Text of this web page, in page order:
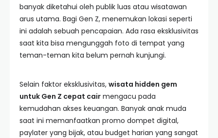
banyak diketahui oleh publik luas atau wisatawan
arus utama. Bagi Gen Z, menemukan lokasi seperti
ini adalah sebuah pencapaian. Ada rasa eksklusivitas
saat kita bisa mengunggah foto di tempat yang
teman-teman kita belum pernah kunjungi.
Selain faktor eksklusivitas, wisata hidden gem
untuk Gen Z cepat cair mengacu pada
kemudahan akses keuangan. Banyak anak muda
saat ini memanfaatkan promo dompet digital,
paylater yang bijak, atau budget harian yang sangat